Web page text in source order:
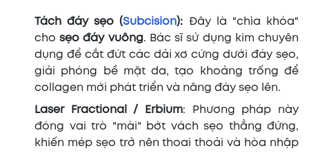
Tách đáy sẹo (Subcision): Đây là "chìa khóa"
chosẹo đáy vuông. Bác sĩ sử dụng kim chuyên
dụng để cắt đứt các dải xơ cứng dưới đáy sẹo,
giải phóng bề mặt da, tạo khoảng trống để
collagen mới phát triển và nâng đáy sẹo lên.
Laser Fractional / Erbium: Phương pháp này
đóng vai trò "mài" bớt vách sẹo thẳng đứng,
khiến mép sẹo trở nên thoai thoải và hòa nhập